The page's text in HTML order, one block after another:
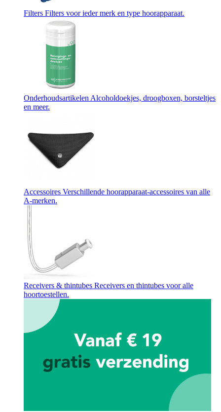
Filters Filters voor ieder merk en type hoorapparaat.
Onderhoudsartikelen Alcoholdoekjes, droogboxen, borsteltjes
en meer.
Accessoires Verschillende hoorapparaat-accessoires van alle
A-merken.
Receivers & thintubes Receivers en thintubes voor alle
hoortoestellen.